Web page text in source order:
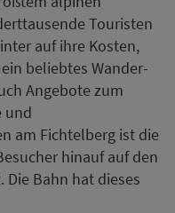
Touristen
auf ihre Kosten,
beliebtes Wander-
Angebote zum
und
am Fichtelberg ist die
hinauf auf den
Die Bahn hat dieses